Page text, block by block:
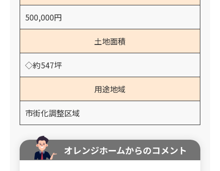
500,000円
土地面積
◇約547坪
用途地域
市街化調整区域
オレンジホームからのコメント